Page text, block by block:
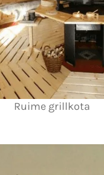
Ruime grillkota